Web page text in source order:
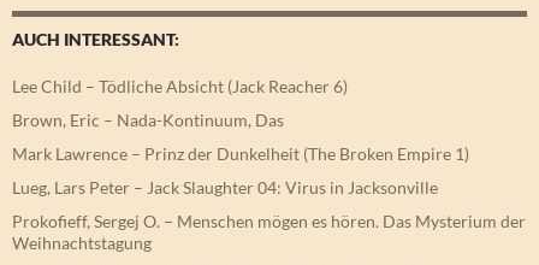
AUCH INTERESSANT:
Lee Child – Tödliche Absicht (Jack Reacher 6)
Brown, Eric – Nada-Kontinuum, Das
Mark Lawrence – Prinz der Dunkelheit (The Broken Empire 1)
Lueg, Lars Peter – Jack Slaughter 04: Virus in Jacksonville
Prokofieff, Sergej O. – Menschen mögen es hören. Das Mysterium der
Weihnachtstagung